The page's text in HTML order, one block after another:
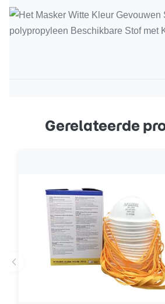
Gerelateerde